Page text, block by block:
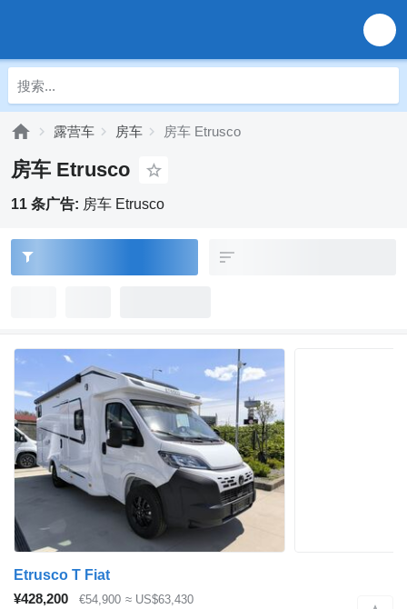
露营车 房车 房车 Etrusco
房车 Etrusco
11 条广告: 房车 Etrusco
Etrusco T Fiat
¥428,200
€54,900 ≈ US$63,430